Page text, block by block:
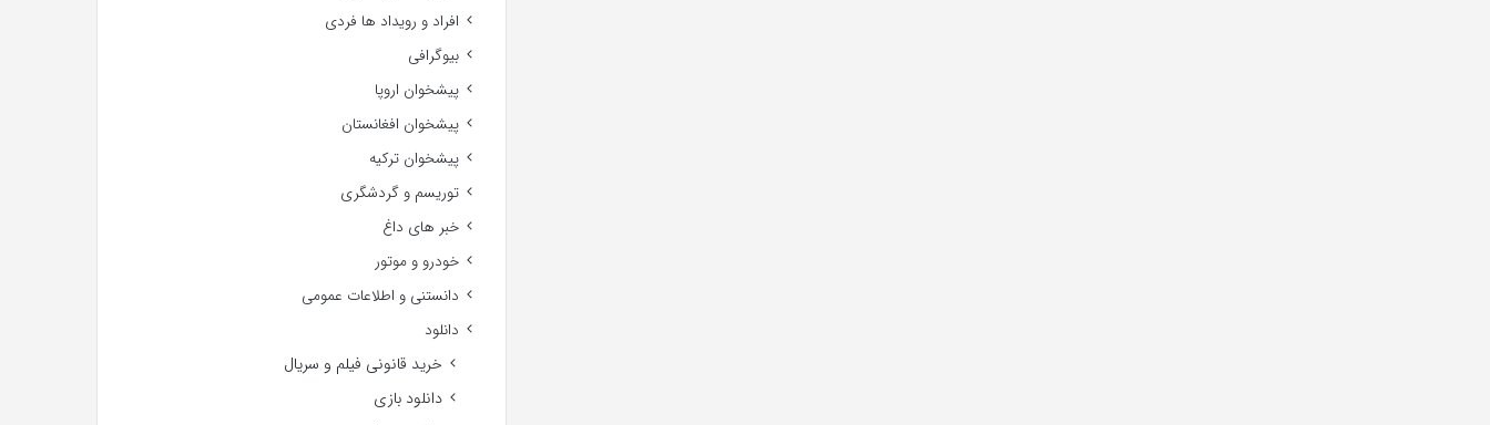
افراد و رویداد ها فردی
بیوگرافی
پیشخوان اروپا
پیشخوان افغانستان
پیشخوان ترکیه
توریسم و گردشگری
خبر های داغ
خودرو و موتور
دانستنی و اطلاعات عمومی
دانلود
خرید قانونی فیلم و سریال
دانلود بازی